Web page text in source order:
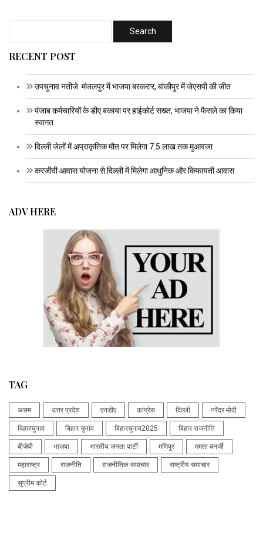
RECENT POST
उपचुनाव नतीजे: मंजलपुर में भाजपा बरकरार, बांकीपुर में जेएसपी की जीत
पंजाब कर्मचारियों के डीए बकाया पर हाईकोर्ट सख्त, भाजपा ने फैसले का किया
स्वागत
दिल्ली जेलों में अप्राकृतिक मौत पर मिलेगा 7.5 लाख तक मुआवजा
करजीवी आवास योजना से दिल्ली में मिलेगा आधुनिक और किफायती आवास
ADV HERE
TAG
असम उत्तर प्रदेश एनडीए कांग्रेस दिल्ली नरेंद्र मोदी
बिहारचुनाव बिहार चुनाव बिहारचुनाव2025 बिहार राजनीति
बीजेपी भाजपा भारतीय जनता पार्टी मणिपुर ममता बनर्जी
महाराष्ट्र राजनीति राजनीतिक समाचार राष्ट्रीय समाचार
सुप्रीम कोर्ट